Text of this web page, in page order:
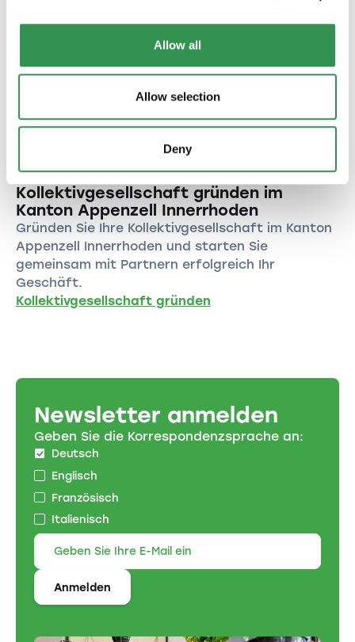
Allow all
Allow selection
Deny
AG gründen im Kanton Appenzell
Innerrhoden
Gründen Sie Ihre AG im Kanton Appenzell
zahlreichen Vorteilen einer Aktiengesellschaft.
Kollektivgesellschaft gründen im
Kanton Appenzell Innerrhoden
Gründen Sie Ihre Kollektivgesellschaft im Kanton
Appenzell Innerrhoden und starten Sie
gemeinsam mit Partnern erfolgreich Ihr
Geschäft.
Kollektivgesellschaft gründen
Newsletter anmelden
Geben Sie die Korrespondenzsprache an:
Deutsch
Englisch
Französisch
Italienisch